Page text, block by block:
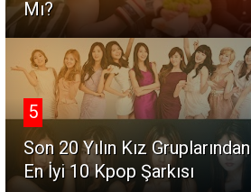
Mı?
5
Son 20 Yılın Kız Gruplarından
En İyi 10 Kpop Şarkısı